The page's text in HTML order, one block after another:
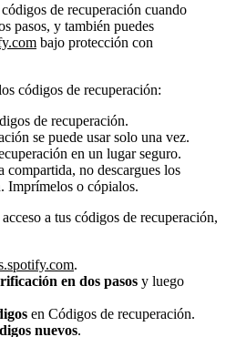
de recuperación cuando
pasos, y también puedes
bajo protección con
códigos de recuperación:
de recuperación.
se puede usar solo una vez.
en un lugar seguro.
compartida, no descargues los
Imprímelos o cópialos.
a tus códigos de recuperación,
.
en dos pasos y luego
en Códigos de recuperación.
nuevos.